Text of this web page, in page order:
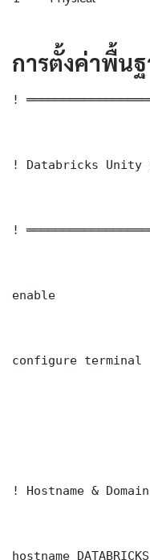
การตั้งค่าพื้น
!
! Databricks Unity
!
enable
configure terminal
! Hostname & Domain
hostname